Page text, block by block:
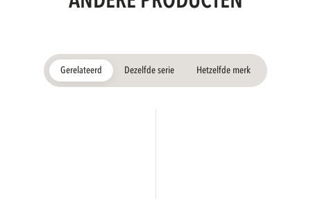
Gerelateerd Dezelfde serie Hetzelfde merk